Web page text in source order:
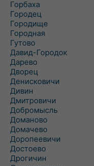
Горбаха
Городец
Городище
Городная
Гутово
Давид-Городок
Дарево
Дворец
Денисковичи
Дивин
Дмитровичи
Добромысль
Доманово
Домачево
Доропеевичи
Достоево
Дрогичин